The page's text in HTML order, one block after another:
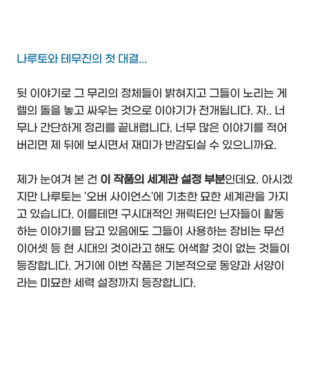
나루토와 테무진의 첫 대결...
뒷 이야기로 그 무리의 정체들이 밝혀지고 그들이 노리는 게
렐의 돌을 놓고 싸우는 것으로 이야기가 전개됩니다. 자.. 너
무나 간단하게 정리를 끝내렵니다. 너무 많은 이야기를 적어
버리면 제 뒤에 보시면서 재미가 반감되실 수 있으니까요.
제가 눈여겨 본 건 이 작품의 세계관 설정 부분인데요. 아시겠
지만 나루토는 '오버 사이언스'에 기초한 묘한 세계관을 가지
고 있습니다. 이를테면 구시대적인 캐릭터인 닌자들이 활동
하는 이야기를 담고 있음에도 그들이 사용하는 장비는 무선
이어셋 등 현 시대의 것이라고 해도 어색할 것이 없는 것들이
등장합니다. 거기에 이번 작품은 기본적으로 동양과 서양이
라는 미묘한 세력 설정까지 등장합니다.